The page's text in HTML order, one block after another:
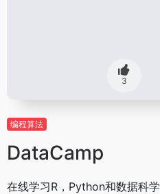
3
编程算法
DataCamp
在线学习R，Python和数据科学